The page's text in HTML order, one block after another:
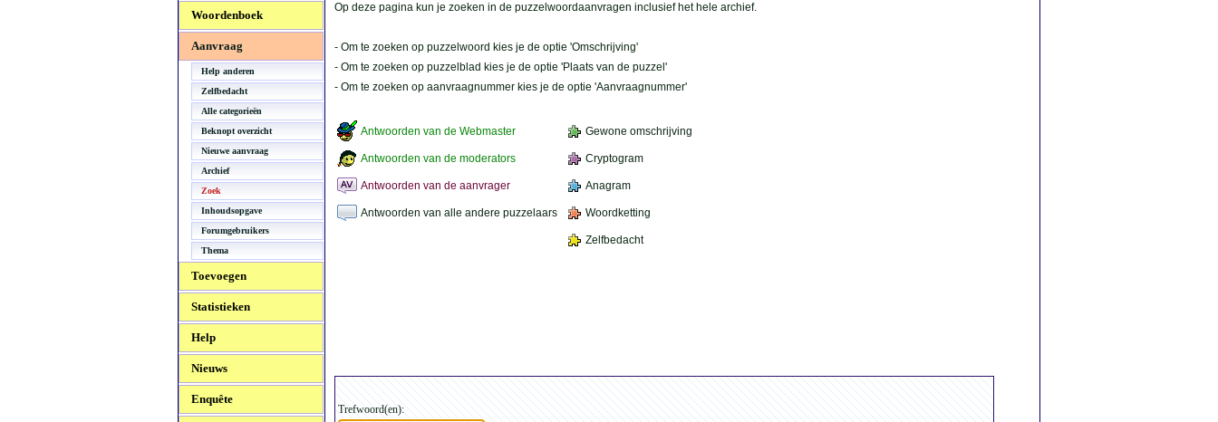
Woordenboek
Aanvraag
Help anderen
Zelfbedacht
Alle categorieën
Beknopt overzicht
Nieuwe aanvraag
Archief
Zoek
Inhoudsopgave
Forumgebruikers
Thema
Toevoegen
Statistieken
Help
Nieuws
Enquête
Op deze pagina kun je zoeken in de puzzelwoordaanvragen inclusief het hele archief.
- Om te zoeken op puzzelwoord kies je de optie 'Omschrijving'
- Om te zoeken op puzzelblad kies je de optie 'Plaats van de puzzel'
- Om te zoeken op aanvraagnummer kies je de optie 'Aanvraagnummer'
Antwoorden van de Webmaster Gewone omschrijving
Antwoorden van de moderators Cryptogram
Antwoorden van de aanvrager Anagram
Antwoorden van alle andere puzzelaars Woordketting
Zelfbedacht
Trefwoord(en):